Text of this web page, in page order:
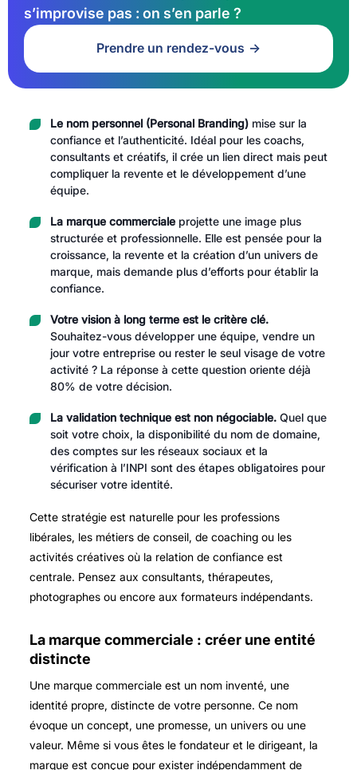
s’improvise pas : on s’en parle ?
Prendre un rendez-vous
Le nom personnel (Personal Branding)mise sur la
confiance et l’authenticité. Idéal pour les coachs,
consultants et créatifs, il crée un lien direct mais peut
compliquer la revente et le développement d’une
équipe.
La marque commercialeprojette une image plus
structurée et professionnelle. Elle est pensée pour la
croissance, la revente et la création d’un univers de
marque, mais demande plus d’efforts pour établir la
confiance.
Votre vision à long terme est le critère clé.
Souhaitez-vous développer une équipe, vendre un
jour votre entreprise ou rester le seul visage de votre
activité ? La réponse à cette question oriente déjà
80% de votre décision.
La validation technique est non négociable.Quel que
soit votre choix, la disponibilité du nom de domaine,
des comptes sur les réseaux sociaux et la
vérification à l’INPI sont des étapes obligatoires pour
sécuriser votre identité.
Cette stratégie est naturelle pour les professions
libérales, les métiers de conseil, de coaching ou les
activités créatives où la relation de confiance est
centrale. Pensez aux consultants, thérapeutes,
photographes ou encore aux formateurs indépendants.
La marque commerciale : créer une entité
distincte
Une marque commerciale est un nom inventé, une
identité propre, distincte de votre personne. Ce nom
évoque un concept, une promesse, un univers ou une
valeur. Même si vous êtes le fondateur et le dirigeant, la
marque est conçue pour exister indépendamment de